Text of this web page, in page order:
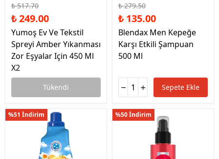
₺ 517.70
₺ 249.00
Yumoş Ev Ve Tekstil
Spreyi Amber Yıkanması
Zor Eşyalar Için 450 Ml
X2
Tükendi
₺ 279.50
₺ 135.00
Blendax Men Kepeğe
Karşı Etkili Şampuan
500 Ml
Sepete Ekle
%51 İndirim %50 İndirim